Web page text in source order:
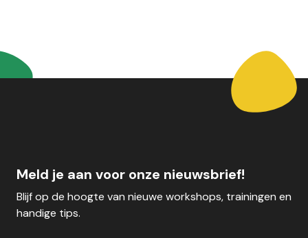
Meld je aan voor onze nieuwsbrief!
Blijf op de hoogte van nieuwe workshops, trainingen en
handige tips.